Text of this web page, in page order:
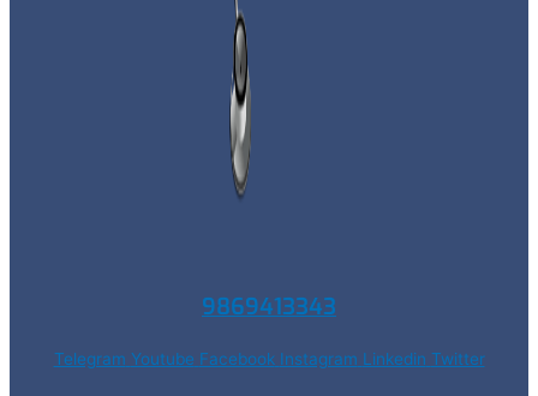
9869413343
Telegram Youtube Facebook Instagram Linkedin Twitter